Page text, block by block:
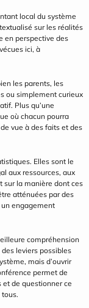
local du système
sur les réalités
en perspective des
ici, à
les parents, les
ou simplement curieux
Plus qu’une
où chacun pourra
vue à des faits et des
Elles sont le
aux ressources, aux
sur la manière dont ces
atténuées par des
engagement
compréhension
leviers possibles
mais d’ouvrir
permet de
et de questionner ce